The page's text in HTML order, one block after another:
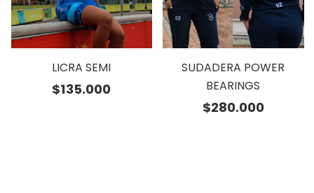
LICRA SEMI
$135.000
SUDADERA POWER
BEARINGS
$280.000